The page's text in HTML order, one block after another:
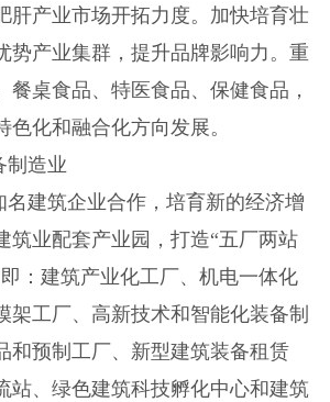
肝产业市场开拓力度。加快培育壮
势产业集群，提升品牌影响力。重
餐桌食品、特医食品、保健食品，
色化和融合化方向发展。
制造业
名建筑企业合作，培育新的经济增
筑业配套产业园，打造“五厂两站
：建筑产业化工厂、机电一体化
架工厂、高新技术和智能化装备制
和预制工厂、新型建筑装备租赁
站、绿色建筑科技孵化中心和建筑